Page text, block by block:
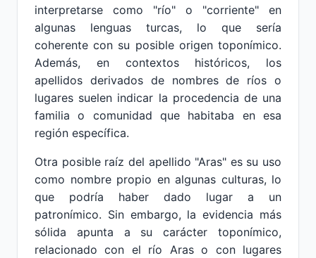
interpretarse como "río" o "corriente" en
algunas lenguas turcas, lo que sería
coherente con su posible origen toponímico.
Además, en contextos históricos, los
apellidos derivados de nombres de ríos o
lugares suelen indicar la procedencia de una
familia o comunidad que habitaba en esa
región específica.
Otra posible raíz del apellido "Aras" es su uso
como nombre propio en algunas culturas, lo
que podría haber dado lugar a un
patronímico. Sin embargo, la evidencia más
sólida apunta a su carácter toponímico,
relacionado con el río Aras o con lugares